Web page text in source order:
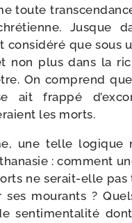
toute
Jusque
consi­dé­ré que sous
non plus dans la
On com­prend
ait frap­pé
les morts.
une telle logique
: com­ment
ne serait-​elle
ses mou­rants ?
sen­ti­men­ta­li­té